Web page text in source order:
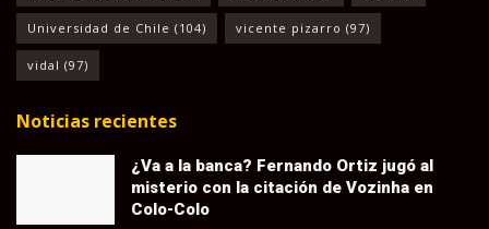
Universidad de Chile (104) vicente pizarro (97)
vidal (97)
Noticias recientes
¿Va a la banca? Fernando Ortiz jugó al
misterio con la citación de Vozinha en
Colo-Colo